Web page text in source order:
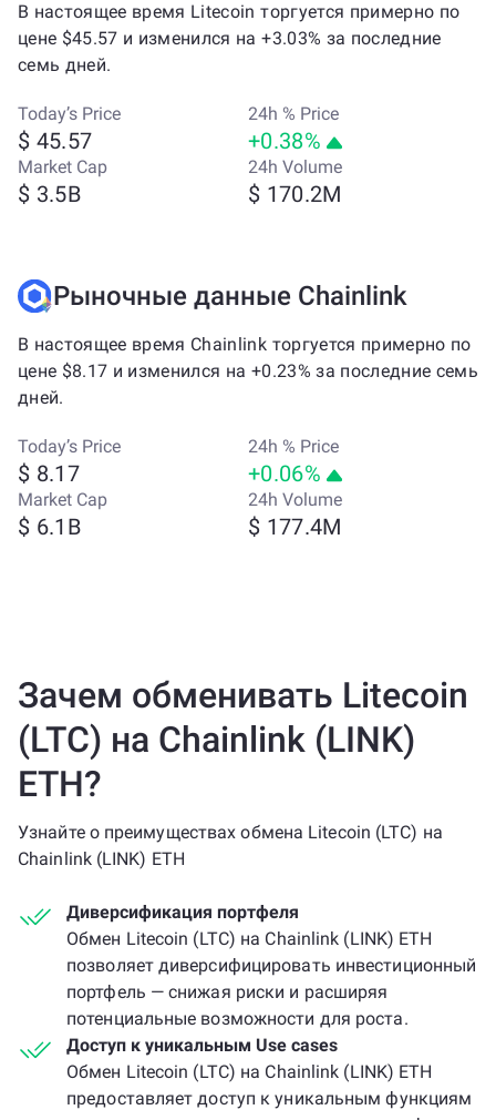
В настоящее время Litecoin торгуется примерно по
цене $45.57 и изменился на +3.03% за последние
семь дней.
Today’s Price
$ 45.57
24h % Price
+0.38%
Market Cap
$ 3.5B
24h Volume
$ 170.2M
Рыночные данные Chainlink
В настоящее время Chainlink торгуется примерно по
цене $8.17 и изменился на +0.23% за последние семь
дней.
Today’s Price
$ 8.17
24h % Price
+0.06%
Market Cap
$ 6.1B
24h Volume
$ 177.4M
Зачем обменивать Litecoin
(LTC) на Chainlink (LINK)
ETH?
Узнайте о преимуществах обмена Litecoin (LTC) на
Chainlink (LINK) ETH
Диверсификация портфеля
Обмен Litecoin (LTC) на Chainlink (LINK) ETH
позволяет диверсифицировать инвестиционный
портфель — снижая риски и расширяя
потенциальные возможности для роста.
Доступ к уникальным Use cases
Обмен Litecoin (LTC) на Chainlink (LINK) ETH
предоставляет доступ к уникальным функциям